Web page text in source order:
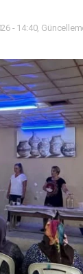
- 14:40,